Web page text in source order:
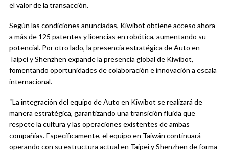
el valor de la transacción.
Según las condiciones anunciadas, Kiwibot obtiene acceso ahora
a más de 125 patentes y licencias en robótica, aumentando su
potencial. Por otro lado, la presencia estratégica de Auto en
Taipei y Shenzhen expande la presencia global de Kiwibot,
fomentando oportunidades de colaboración e innovación a escala
internacional.
“La integración del equipo de Auto en Kiwibot se realizará de
manera estratégica, garantizando una transición fluida que
respete la cultura y las operaciones existentes de ambas
compañías. Específicamente, el equipo en Taiwán continuará
operando con su estructura actual en Taipei y Shenzhen de forma